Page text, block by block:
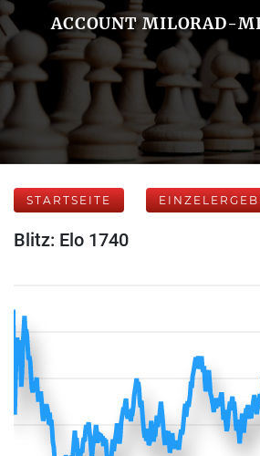
ACCOUNT MILORAD-
STARTSEITE
Blitz: Elo 1740